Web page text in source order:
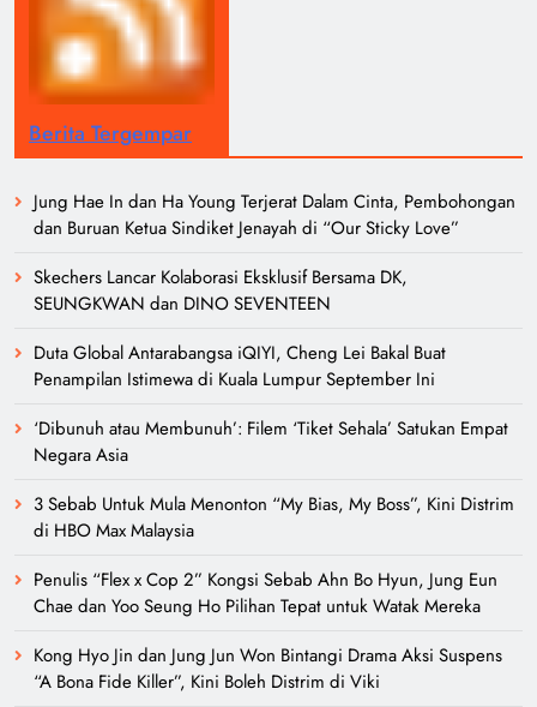
Berita Tergempar
Jung Hae In dan Ha Young Terjerat Dalam Cinta, Pembohongan
dan Buruan Ketua Sindiket Jenayah di “Our Sticky Love”
Skechers Lancar Kolaborasi Eksklusif Bersama DK,
SEUNGKWAN dan DINO SEVENTEEN
Duta Global Antarabangsa iQIYI, Cheng Lei Bakal Buat
Penampilan Istimewa di Kuala Lumpur September Ini
‘Dibunuh atau Membunuh’: Filem ‘Tiket Sehala’ Satukan Empat
Negara Asia
3 Sebab Untuk Mula Menonton “My Bias, My Boss”, Kini Distrim
di HBO Max Malaysia
Penulis “Flex x Cop 2” Kongsi Sebab Ahn Bo Hyun, Jung Eun
Chae dan Yoo Seung Ho Pilihan Tepat untuk Watak Mereka
Kong Hyo Jin dan Jung Jun Won Bintangi Drama Aksi Suspens
“A Bona Fide Killer”, Kini Boleh Distrim di Viki